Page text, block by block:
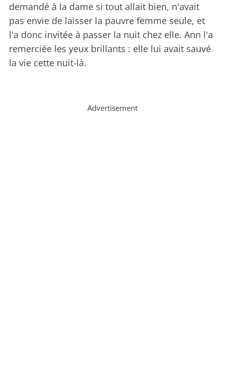
demandé à la dame si tout allait bien, n'avait
pas envie de laisser la pauvre femme seule, et
l'a donc invitée à passer la nuit chez elle. Ann l'a
remerciée les yeux brillants : elle lui avait sauvé
la vie cette nuit-là.
Advertisement